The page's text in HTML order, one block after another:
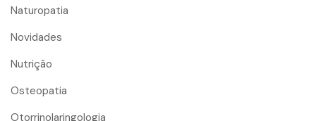
Naturopatia
Novidades
Nutrição
Osteopatia
Otorrinolaringologia